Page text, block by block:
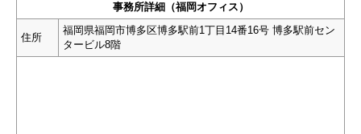
事務所詳細（福岡オフィス）
住所
福岡県福岡市博多区博多駅前1丁目14番16号 博多駅前セン
タービル8階